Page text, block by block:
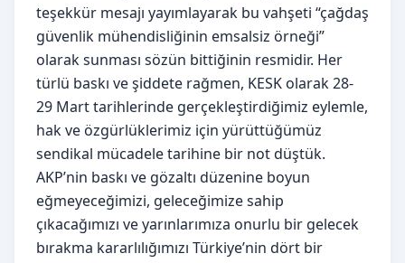
teşekkür mesajı yayımlayarak bu vahşeti “çağdaş
güvenlik mühendisliğinin emsalsiz örneği”
olarak sunması sözün bittiğinin resmidir. Her
türlü baskı ve şiddete rağmen, KESK olarak 28-
29 Mart tarihlerinde gerçekleştirdiğimiz eylemle,
hak ve özgürlüklerimiz için yürüttüğümüz
sendikal mücadele tarihine bir not düştük.
AKP’nin baskı ve gözaltı düzenine boyun
eğmeyeceğimizi, geleceğimize sahip
çıkacağımızı ve yarınlarımıza onurlu bir gelecek
bırakma kararlılığımızı Türkiye’nin dört bir